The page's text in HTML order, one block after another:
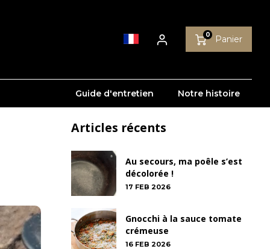
0 Panier
Guide d'entretien Notre histoire
Articles récents
Au secours, ma poêle s’est
décolorée !
17 FEB 2026
Gnocchi à la sauce tomate
crémeuse
16 FEB 2026